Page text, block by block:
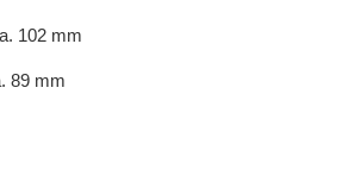
102 mm
89 mm